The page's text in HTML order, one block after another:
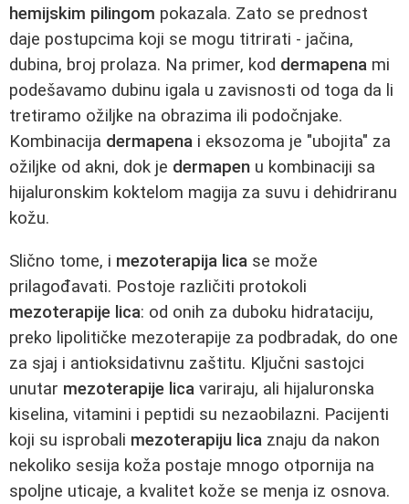
hemijskim pilingom pokazala. Zato se prednost
daje postupcima koji se mogu titrirati - jačina,
dubina, broj prolaza. Na primer, kod dermapena mi
podešavamo dubinu igala u zavisnosti od toga da li
tretiramo ožiljke na obrazima ili podočnjake.
Kombinacija dermapena i eksozoma je "ubojita" za
ožiljke od akni, dok je dermapen u kombinaciji sa
hijaluronskim koktelom magija za suvu i dehidriranu
kožu.
Slično tome, i mezoterapija lica se može
prilagođavati. Postoje različiti protokoli
mezoterapije lica: od onih za duboku hidrataciju,
preko lipolitičke mezoterapije za podbradak, do one
za sjaj i antioksidativnu zaštitu. Ključni sastojci
unutar mezoterapije lica variraju, ali hijaluronska
kiselina, vitamini i peptidi su nezaobilazni. Pacijenti
koji su isprobali mezoterapiju lica znaju da nakon
nekoliko sesija koža postaje mnogo otpornija na
spoljne uticaje, a kvalitet kože se menja iz osnova.